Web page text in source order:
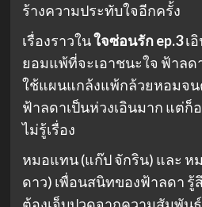
ร้างความประทับใจอีกครั้ง
เรื่องราวในใจซ่อนรัก ep.3เ
ยอมแพ้ที่จะเอาชนะใจ ฟ้าลด
ใช้แผนแกล้งแพ้กล้วยหอมจน
ฟ้าลดาเป็นห่วงเอินมาก แต่ก็
ไม่รู้เรื่อง
หมอแทน (แก๊ป จักริน) และ ห
ดาว) เพื่อนสนิทของฟ้าลดา รู้